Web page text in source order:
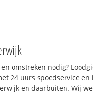
omstreken nodig?
24 uurs spoedservice en
en daarbuiten. Wij